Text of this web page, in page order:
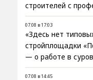
строителей с
07.08 в 17:03
«Здесь нет
стройплощадки
— о работе в
07.08 в 14:45